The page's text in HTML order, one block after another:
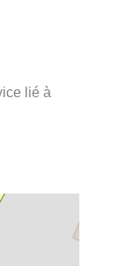
lié à